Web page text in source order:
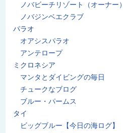
ノバビーチリゾート（オーナー）
ノバジンベエクラブ
パラオ
オアシスパラオ
アンテロープ
ミクロネシア
マンタとダイビングの毎日
チュークなブログ
ブルー・パームス
タイ
ビッグブルー【今日の海ログ】